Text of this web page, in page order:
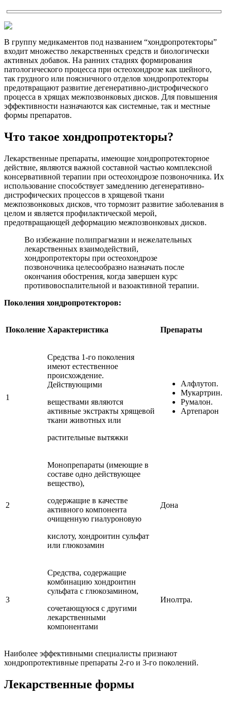
В группу медикаментов под названием “хондропротекторы”
входит множество лекарственных средств и биологически
активных добавок. На ранних стадиях формирования
патологического процесса при остеохондрозе как шейного,
так грудного или поясничного отделов хондропротекторы
предотвращают развитие дегенеративно-дистрофического
процесса в хрящах межпозвонковых дисков. Для повышения
эффективности назначаются как системные, так и местные
формы препаратов.
Что такое хондропротекторы?
Лекарственные препараты, имеющие хондропротекторное
действие, являются важной составной частью комплексной
консервативной терапии при остеохондрозе позвоночника. Их
использование способствует замедлению дегенеративно-
дистрофических процессов в хрящевой ткани
межпозвонковых дисков, что тормозит развитие заболевания в
целом и является профилактической мерой,
предотвращающей деформацию межпозвонковых дисков.
Во избежание полипрагмазии и нежелательных
лекарственных взаимодействий,
хондропротекторы при остеохондрозе
позвоночника целесообразно назначать после
окончания обострения, когда завершен курс
противовоспалительной и вазоактивной терапии.
Поколения хондропротекторов:
Поколение Характеристика Препараты
1
Средства 1-го поколения
имеют естественное
происхождение.
Действующими
веществами являются
активные экстракты хрящевой
ткани животных или
растительные вытяжки
Алфлутоп.
Мукартрин.
Румалон.
Артепарон
2
Монопрепараты (имеющие в
составе одно действующее
вещество),
содержащие в качестве
активного компонента
очищенную гиалуроновую
кислоту, хондроитин сульфат
или глюкозамин
Дона
3
Средства, содержащие
комбинацию хондроитин
сульфата с глюкозамином,
сочетающуюся с другими
лекарственными
компонентами
Инолтра.
Наиболее эффективными специалисты признают
хондропротективные препараты 2-го и 3-го поколений.
Лекарственные формы